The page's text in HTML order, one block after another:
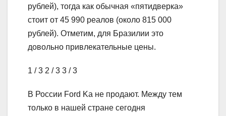
рублей), тогда как обычная «пятидверка»
стоит от 45 990 реалов (около 815 000
рублей). Отметим, для Бразилии это
довольно привлекательные цены.
1 / 3 2 / 3 3 / 3
В России Ford Ka не продают. Между тем
только в нашей стране сегодня